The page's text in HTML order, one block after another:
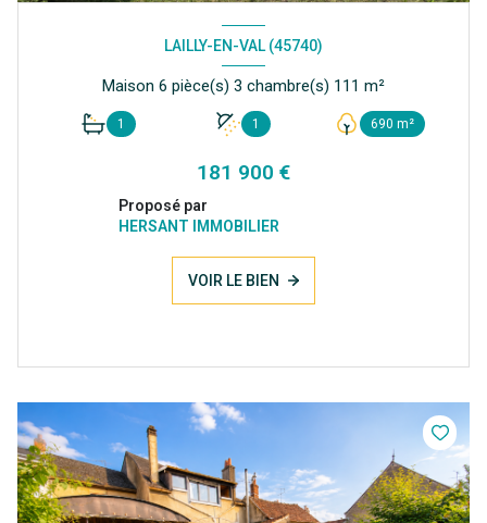
LAILLY-EN-VAL (45740)
Maison 6 pièce(s) 3 chambre(s) 111 m²
1 1 690 m²
181 900 €
Proposé par
HERSANT IMMOBILIER
VOIR LE BIEN